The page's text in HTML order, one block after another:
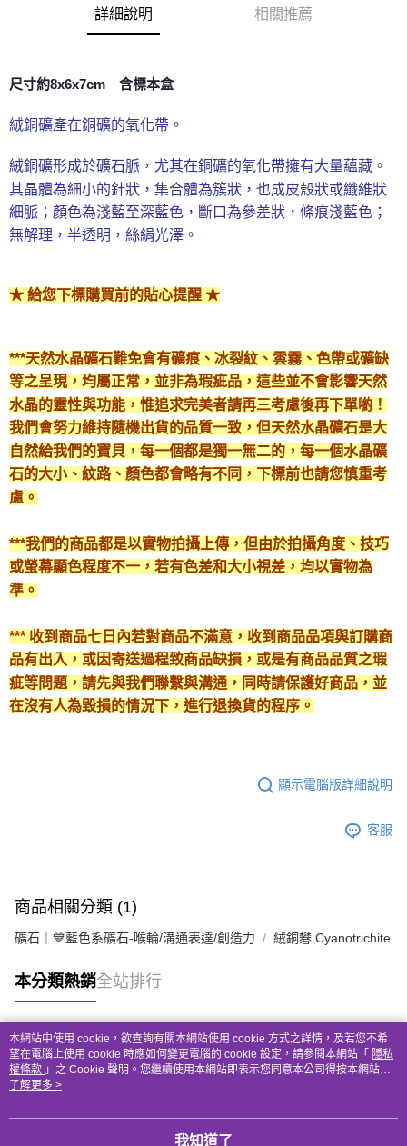
運送方式
每筆NT$80，滿NT$3,000(含以上)免運費
7-11取貨付款
每筆NT$80，滿NT$3,000(含以上)免運費
賣家宅配幫您送（台灣）
每筆NT$80，滿NT$3,000(含以上)免運費
每筆NT$80，滿NT$3,000(含以上)免運費
免運費
詳細說明 相關推薦
尺寸約8x6x7cm 含標本盒
絨銅礦產在銅礦的氧化帶。
絨銅礦形成於礦石脈，尤其在銅礦的氧化帶擁有大量蘊藏。
其晶體為細小的針狀，集合體為簇狀，也成皮殼狀或纖維狀
細脈；顏色為淺藍至深藍色，斷口為參差狀，條痕淺藍色；
無解理，半透明，絲絹光澤。
★ 給您下標購買前的貼心提醒 ★
***天然水晶礦石難免會有礦痕、冰裂紋、雲霧、色帶或礦缺
等之呈現，均屬正常，並非為瑕疵品，這些並不會影響天然
水晶的靈性與功能，惟追求完美者請再三考慮後再下單喲！
我們會努力維持隨機出貨的品質一致，但天然水晶礦石是大
自然給我們的寶貝，每一個都是獨一無二的，每一個水晶礦
石的大小、紋路、顏色都會略有不同，下標前也請您慎重考
慮。
***我們的商品都是以實物拍攝上傳，但由於拍攝角度、技巧
或螢幕顯色程度不一，若有色差和大小視差，均以實物為
準。
*** 收到商品七日內若對商品不滿意，收到商品品項與訂購商
品有出入，或因寄送過程致商品缺損，或是有商品品質之瑕
疵等問題，請先與我們聯繫與溝通，同時請保護好商品，並
在沒有人為毀損的情況下，進行退換貨的程序。
顯示電腦版詳細說明
客服
商品相關分類 (1)
礦石｜💙藍色系礦石-喉輪/溝通表達/創造力 絨銅礬 Cyanotrichite
本分類熱銷全站排行
熱門標籤
本網站中使用 cookie，欲查詢有關本網站使用 cookie 方式之詳情，及若您不希
望在電腦上使用 cookie 時應如何變更電腦的 cookie 設定，請參閱本網站「 隱私
權條款 」之 Cookie 聲明。您繼續使用本網站即表示您同意本公司得按本網站使
用條款之 Cookie 聲明使用 cookie。
了解更多 >
我知道了